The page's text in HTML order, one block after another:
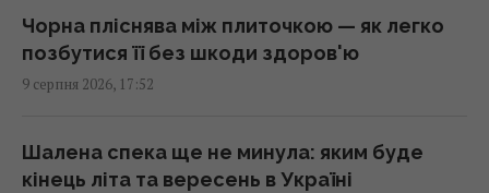
10 серпня: церковне свято сьогодні, чому
цього дня треба погладити чорного кота
17:10 неділя, 09 серпня 2026
У РФ кажуть про пуски Х-101 із носіїв КАБів
Су-34: аналітики оцінили, чи це можливо
Чорна пліснява між плиточкою — як легко
позбутися її без шкоди здоров'ю
9 серпня 2026, 17:52
Шалена спека ще не минула: яким буде
кінець літа та вересень в Україні